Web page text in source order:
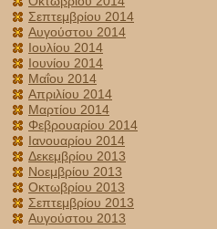
Σεπτεμβρίου 2014
Αυγούστου 2014
Ιουλίου 2014
Ιουνίου 2014
Μαΐου 2014
Απριλίου 2014
Μαρτίου 2014
Φεβρουαρίου 2014
Ιανουαρίου 2014
Δεκεμβρίου 2013
Νοεμβρίου 2013
Οκτωβρίου 2013
Σεπτεμβρίου 2013
Αυγούστου 2013